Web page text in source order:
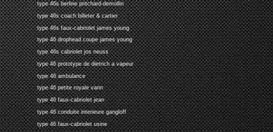
type 46s berline pritchard-demollin
type 46s coach billeter & cartier
type 46s faux-cabriolet james young
type 46 drophead coupe james young
type 46s cabriolet jos neuss
type 46 prototype de dietrich a vapeur
type 46 ambulance
type 46 petite royale varin
type 46 faux-cabriolet jean
type 46 conduite interieure gangloff
type 46 faux-cabriolet usine